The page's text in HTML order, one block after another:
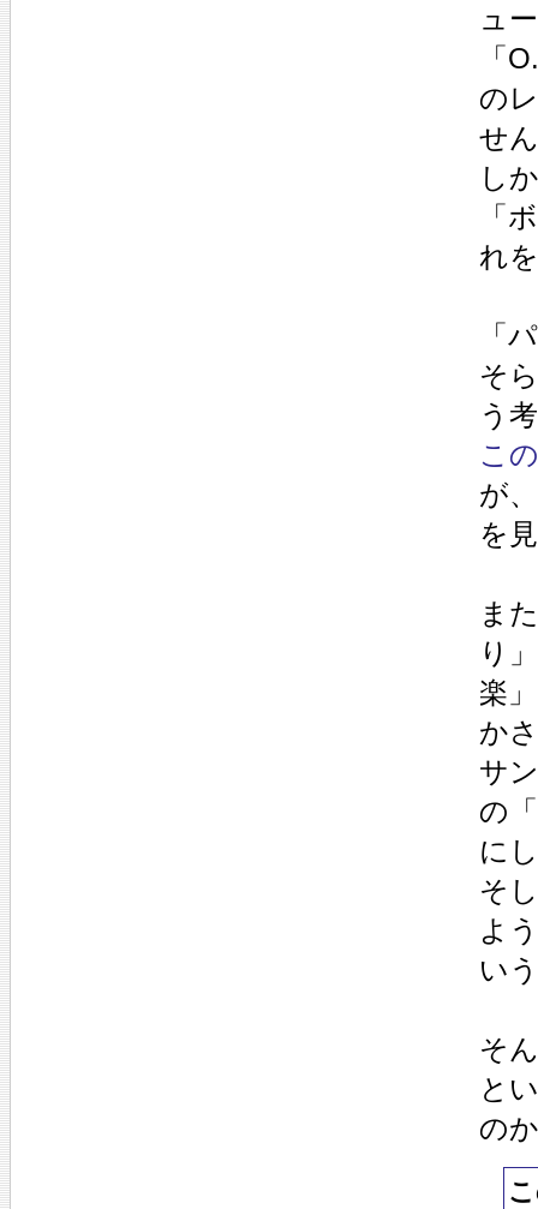
ュ
「
の
せ
し
「
れ
「
そ
う
こ
が
を
ま
り
楽
か
サ
の
に
そ
よ
い
そ
と
の